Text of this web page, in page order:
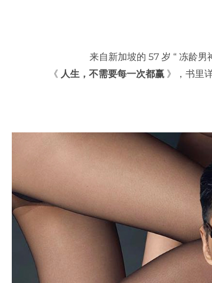
来自新加坡的 57 岁 “ 冻龄男
《 人生，不需要每一次都赢 》，书里